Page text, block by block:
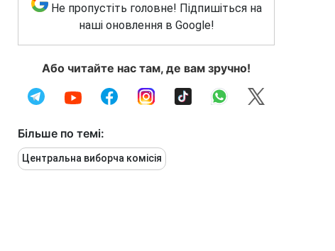
Не пропустіть головне! Підпишіться на
наші оновлення в Google!
Або читайте нас там, де вам зручно!
Більше по темі:
Центральна виборча комісія